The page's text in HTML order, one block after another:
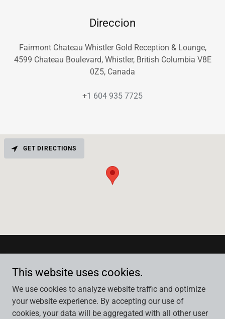
Direccion
Fairmont Chateau Whistler Gold Reception & Lounge,
4599 Chateau Boulevard, Whistler, British Columbia V8E
0Z5, Canada
+1 604 935 7725
GET DIRECTIONS
TERMINOS Y CONDICIONES
This website uses cookies.
We use cookies to analyze website traffic and optimize
your website experience. By accepting our use of
cookies, your data will be aggregated with all other user